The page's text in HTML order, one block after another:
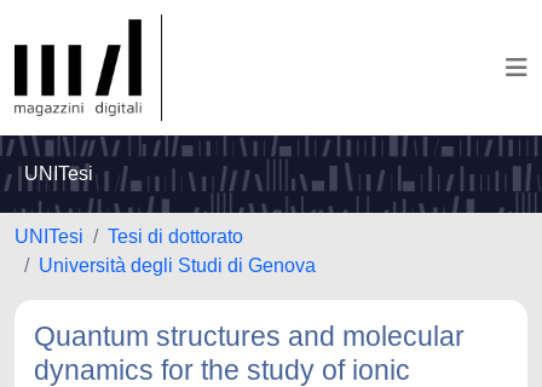
UNITesi
UNITesi
Tesi di dottorato
Università degli Studi di Genova
Quantum structures and molecular
dynamics for the study of ionic